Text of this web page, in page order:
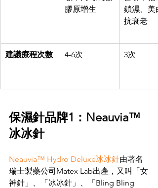
膠原增生
鎖濕、美
抗衰老
建議療程次數 4-6次 3次
保濕針品牌1：Neauvia™
冰冰針
Neauvia™ Hydro Deluxe冰冰針由著名
瑞士製藥公司Matex Lab出產，又叫「女
神針」、「冰冰針」、「Bling Bling